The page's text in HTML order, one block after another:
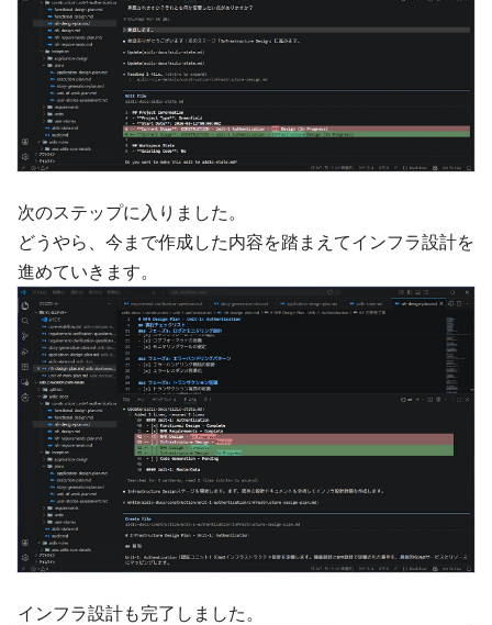
次のステップに入りました。
どうやら、今まで作成した内容を踏まえてインフラ設計を
進めていきます。
インフラ設計も完了しました。